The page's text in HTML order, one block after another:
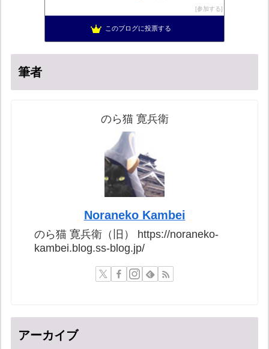
営業せきやんの憂鬱
参加する
このブログに投票する
筆者
のら猫 寛兵衛
Noraneko Kambei
のら猫 寛兵衛（旧） https://noraneko-
kambei.blog.ss-blog.jp/
アーカイブ